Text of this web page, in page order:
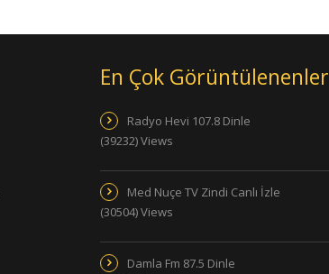
En Çok Görüntülenenler
Radyo Hevi 107.8 Dinle
(39232) Views
Med Nuçe TV Zindi Canlı İzle
(30504) Views
Damla Fm 87.5 Dinle